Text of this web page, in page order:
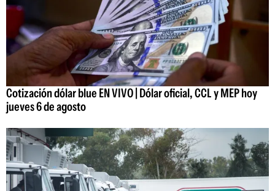
Cotización dólar blue EN VIVO | Dólar oficial, CCL y MEP hoy
jueves 6 de agosto